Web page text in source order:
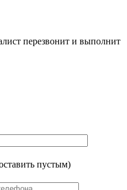
перезвонит и выполнит
пустым)